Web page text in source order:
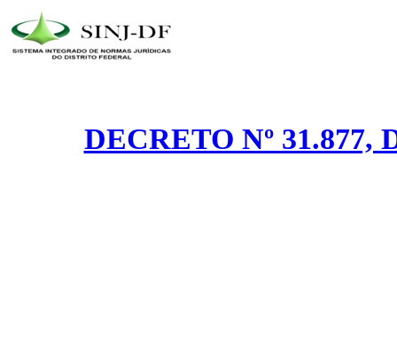
DECRETO Nº 31.877,